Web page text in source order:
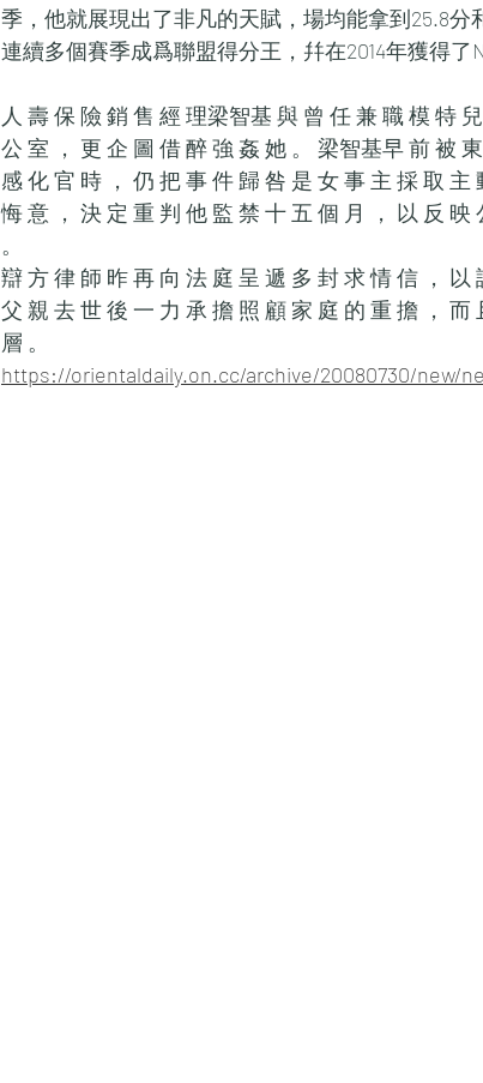
季，他就展現出了非凡的天賦，場均能拿到25.8分
連續多個賽季成爲聯盟得分王，幷在2014年獲得了
人 壽 保 險 銷 售 經 理梁智基 與 曾 任 兼 職 模 特
公 室 ， 更 企 圖 借 醉 強 姦 她 。 梁智基早 前 被
感 化 官 時 ， 仍 把 事 件 歸 咎 是 女 事 主 採 取
悔 意 ， 決 定 重 判 他 監 禁 十 五 個 月 ， 以 反
。
辯 方 律 師 昨 再 向 法 庭 呈 遞 多 封 求 情 信 ，
父 親 去 世 後 一 力 承 擔 照 顧 家 庭 的 重 擔 ，
層 。
https://orientaldaily.on.cc/archive/20080730/new/